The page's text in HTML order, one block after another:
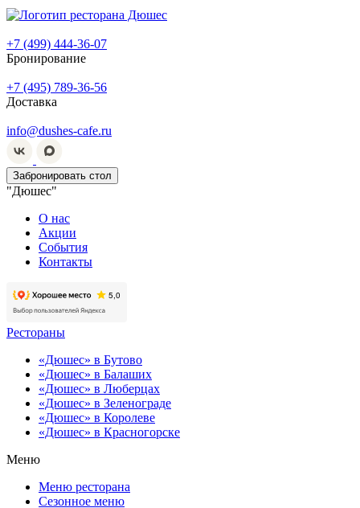
+7 (499) 444-36-07
Бронирование
+7 (495) 789-36-56
Доставка
info@dushes-cafe.ru
Забронировать стол
"Дюшес"
О нас
Акции
События
Контакты
Рестораны
«Дюшес» в Бутово
«Дюшес» в Балаших
«Дюшес» в Люберцах
«Дюшес» в Зеленограде
«Дюшес» в Королеве
«Дюшес» в Красногорске
Меню
Меню ресторана
Сезонное меню